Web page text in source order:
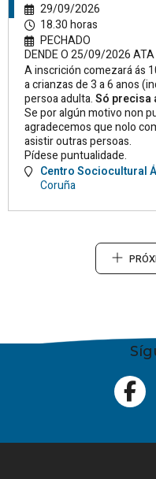
29/09/2026
18.30 horas
PECHADO
DENDE O 25/09/2026
A inscrición comezará ás
a crianzas de 3 a 6 anos
persoa adulta.Só precisa
Se por algún motivo non
agradecemos que nolo
asistir outras persoas.
Pídese puntualidade.
Centro Sociocultural
Coruña